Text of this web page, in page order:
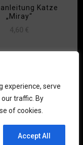
experience, serve
traffic. By
of cookies.
Accept All
Katze
„Miray“
Fashion
. Präsentiert von